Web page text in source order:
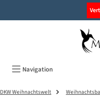
Navigation
DKW Weihnachtswelt